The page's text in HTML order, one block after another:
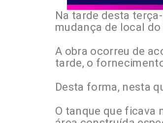
Na tarde desta
mudança de local
A obra ocorreu de
tarde, o
Desta forma, nesta
O tanque que ficava